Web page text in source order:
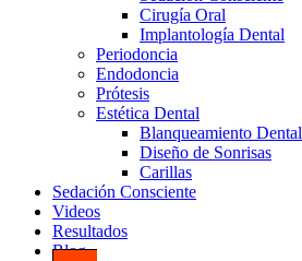
Cirugía Oral
Implantología Dental
Periodoncia
Endodoncia
Prótesis
Estética Dental
Blanqueamiento Dental
Diseño de Sonrisas
Carillas
Sedación Consciente
Videos
Resultados
Blog